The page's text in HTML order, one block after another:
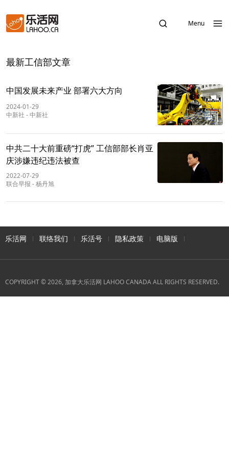
Menu
最新工信部文章
中国发展未来产业 部署六大方向
2024-01-29
中新社 -中新社
中共二十大前重磅“打虎” 工信部部长肖亚
庆涉嫌违纪违法被查
2022-07-29
联合早报 -杨丹旭
乐活网 联络我们 乐活号 隐私政策 电脑版
COPYRIGHT © 2026, 加拿大乐活网 LAHOO CANADA ALL RIGHTS RESERVED.